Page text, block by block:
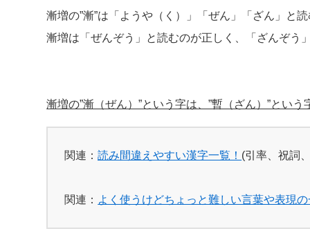
漸増の”漸”は「ようや（く）」「ぜん」「ざん」と
漸増は「ぜんぞう」と読むのが正しく、「ざんぞう
漸増の”漸（ぜん）”という字は、”暫（ざん）”とい
関連：読み間違えやすい漢字一覧！ (引率、祝詞
関連： よく使うけどちょっと難しい言葉や表現